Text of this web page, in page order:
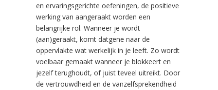
en ervaringsgerichte oefeningen, de positieve
werking van aangeraakt worden een
belangrijke rol. Wanneer je wordt
(aan)geraakt, komt datgene naar de
oppervlakte wat werkelijk in je leeft. Zo wordt
voelbaar gemaakt wanneer je blokkeert en
jezelf terughoudt, of juist teveel uitreikt. Door
de vertrouwdheid en de vanzelfsprekendheid